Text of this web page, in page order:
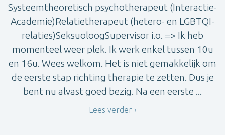
Systeemtheoretisch psychotherapeut (Interactie-
Academie)Relatietherapeut (hetero- en LGBTQI-
relaties)SeksuoloogSupervisor i.o. => Ik heb
momenteel weer plek. Ik werk enkel tussen 10u
en 16u. Wees welkom. Het is niet gemakkelijk om
de eerste stap richting therapie te zetten. Dus je
bent nu alvast goed bezig. Na een eerste ...
Lees verder